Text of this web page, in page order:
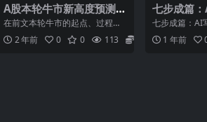
A股本轮牛市新高度预测：
数据统计揭示最高点位，
散户如何布局牛市？
在前文本轮牛市的起点、过程、
终点大剧本：世纪大变局前夜的
全民热身，赤马红羊盛宴终...
2 年前 0 0 113
七步成篇
线上视频课
作，每天早
七步成篇：AI
频课，用ai搞
班2小时 课程
1 年前